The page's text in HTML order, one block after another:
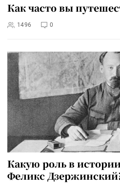
Как часто вы
1496 0
Какую роль в
Феликс